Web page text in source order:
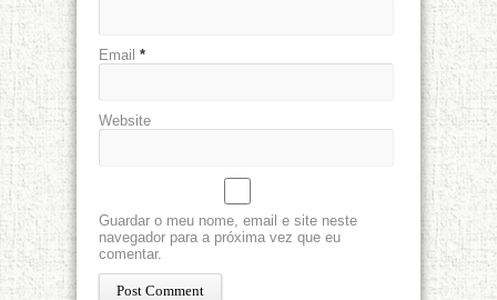
Email *
Website
Guardar o meu nome, email e site neste
navegador para a próxima vez que eu
comentar.